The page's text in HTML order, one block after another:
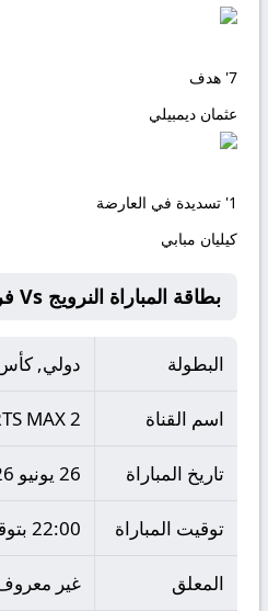
7' هدف
عثمان ديمبيلي
1' تسديدة في العارضة
كيليان مبابي
بطاقة المباراة النرويج Vs فرنسا
البطولة دولي,
اسم القناة MAX 2
تاريخ المباراة 26 يونيو 2026
توقيت المباراة 22:00 بتوقيت الرياض
المعلق غير